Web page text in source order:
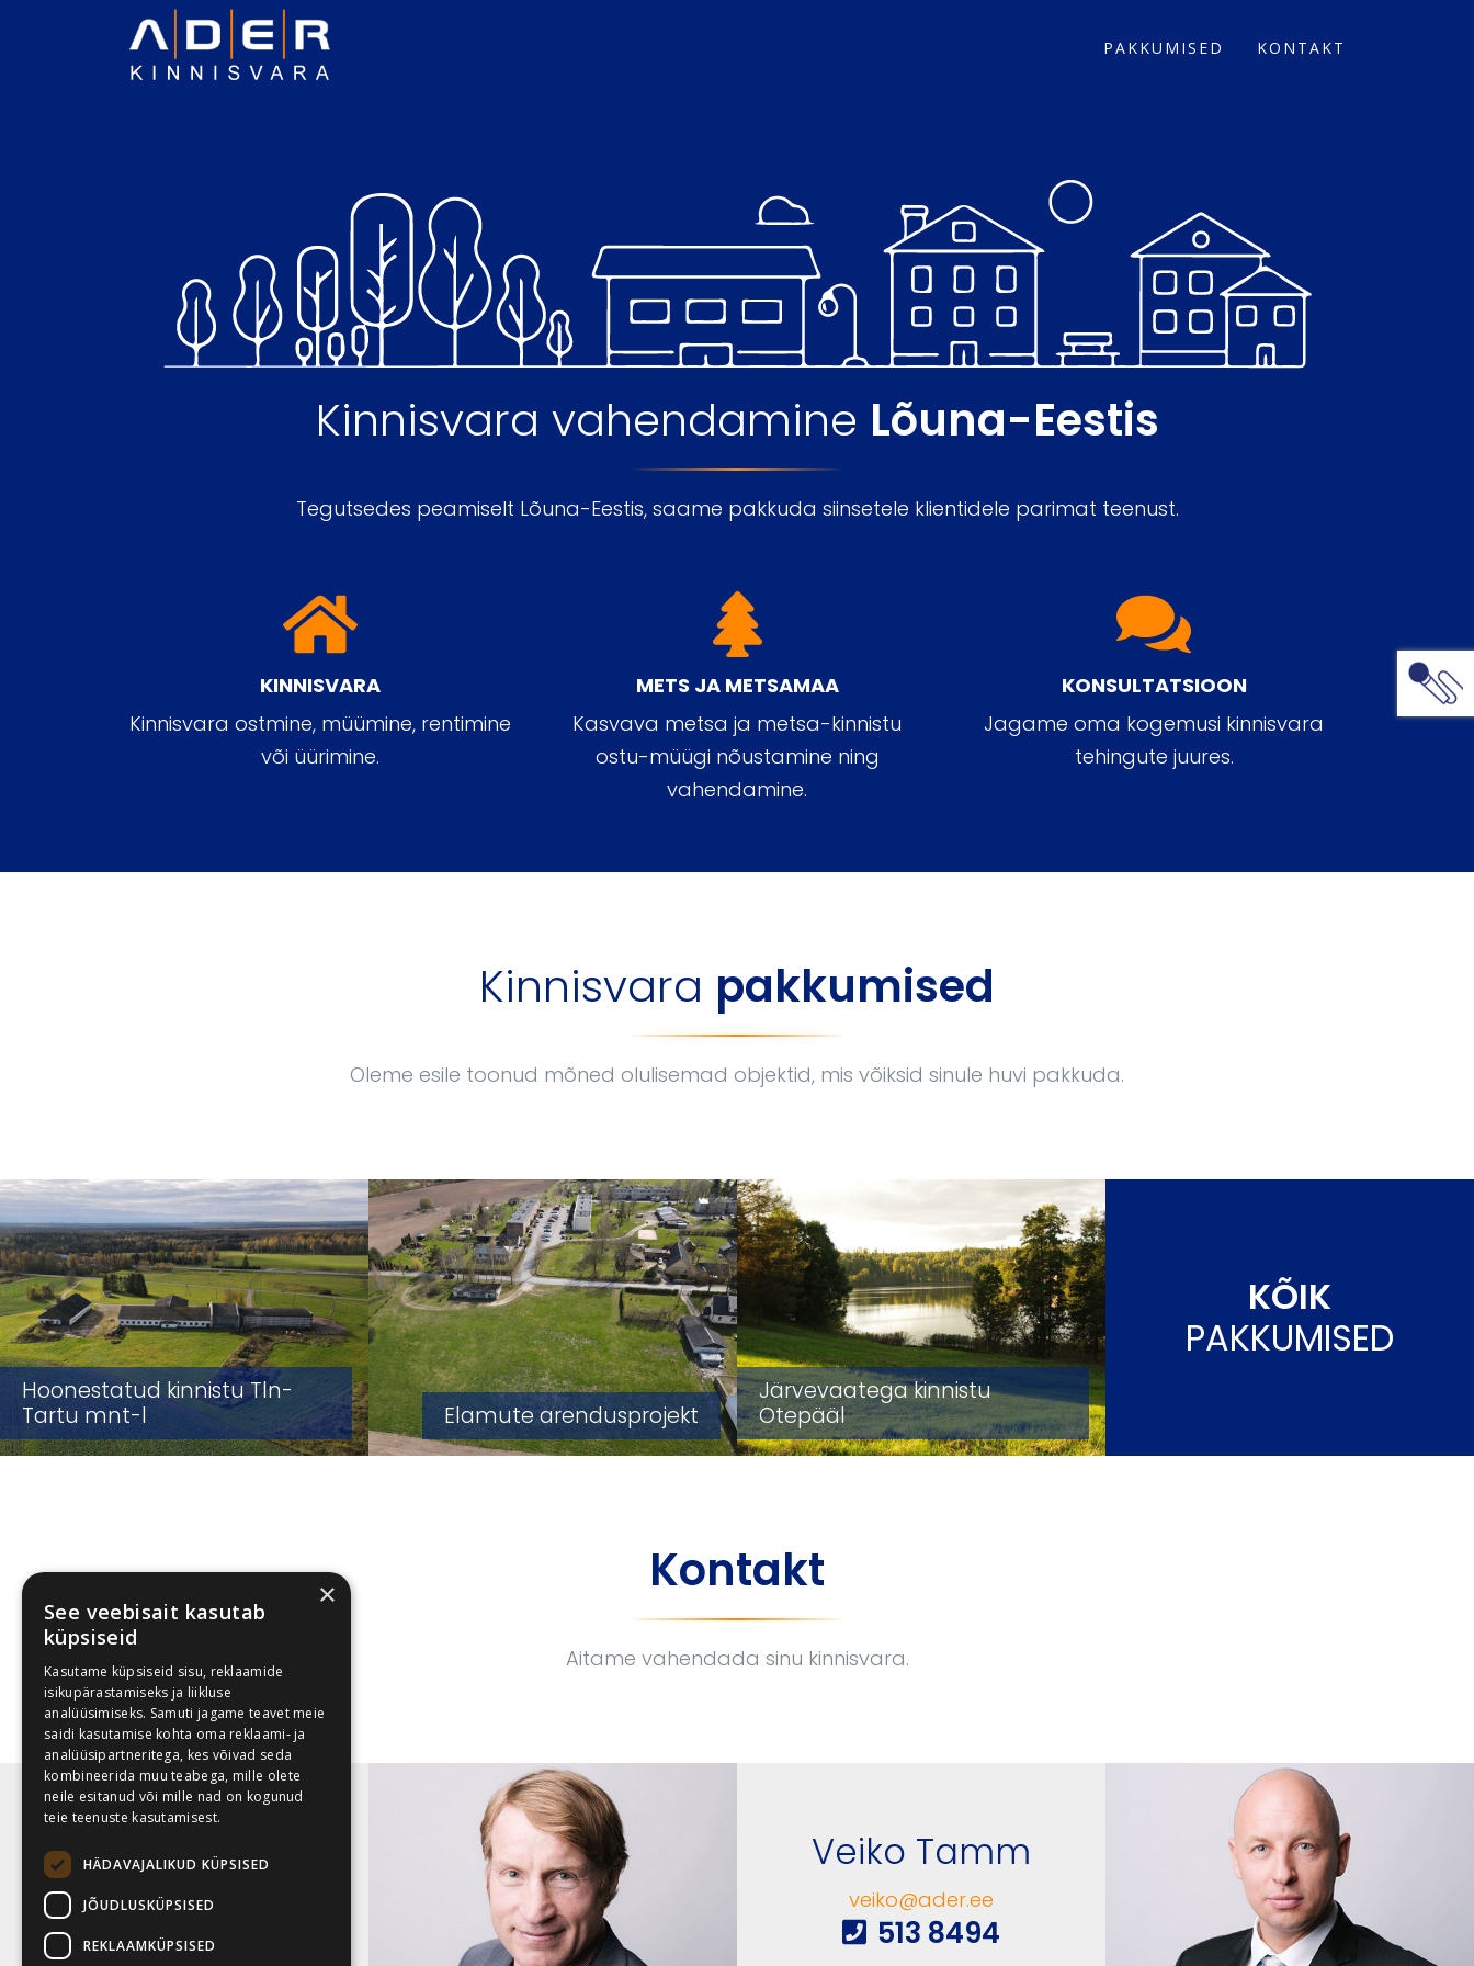
PAKKUMISED KONTAKT
Kinnisvara vahendamine Lõuna-Eestis
Tegutsedes peamiselt Lõuna-Eestis, saame pakkuda siinsetele klientidele parimat teenust.
KINNISVARA
Kinnisvara ostmine, müümine, rentimine
või üürimine.
METS JA METSAMAA
Kasvava metsa ja metsa-kinnistu
ostu-müügi nõustamine ning
vahendamine.
KONSULTATSIOON
Jagame oma kogemusi kinnisvara
tehingute juures.
Kinnisvara pakkumised
Oleme esile toonud mõned olulisemad objektid, mis võiksid sinule huvi pakkuda.
Hoonestatud kinnistu Tln-
Tartu mnt-l
Elamute arendusprojekt
Järvevaatega kinnistu
Otepääl
KÕIK
PAKKUMISED
Kontakt
Aitame vahendada sinu kinnisvara.
Margus Ader
margus@ader.ee
527 2350
Veiko Tamm
veiko@ader.ee
513 8494
×
See veebisait kasutab
küpsiseid
Kasutame küpsiseid sisu, reklaamide
isikupärastamiseks ja liikluse
analüüsimiseks. Samuti jagame teavet meie
saidi kasutamise kohta oma reklaami- ja
analüüsipartneritega, kes võivad seda
kombineerida muu teabega, mille olete
neile esitanud või mille nad on kogunud
teie teenuste kasutamisest.
HÄDAVAJALIKUD KÜPSISED
JÕUDLUSKÜPSISED
REKLAAMKÜPSISED